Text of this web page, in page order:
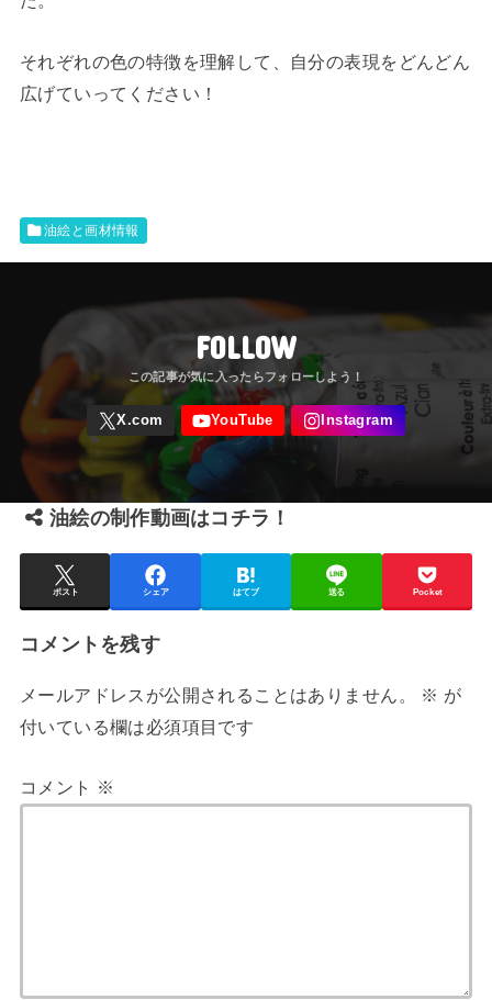
それぞれの色の特徴を理解して、自分の表現をどんどん
広げていってください！
油絵と画材情報
FOLLOW
油絵の制作動画はコチラ！
ポスト シェア はてブ 送る Pocket
コメントを残す
メールアドレスが公開されることはありません。 ※ が
付いている欄は必須項目です
コメント ※